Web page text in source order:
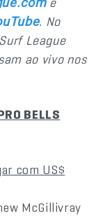
. No
League
ao vivo nos
BELLS
com US$
McGillivray